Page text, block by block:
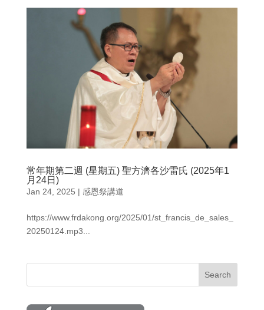
常年期第二週 (星期五) 聖方濟各沙雷氏 (2025年1
月24日)
Jan 24, 2025 | 感恩祭講道
https://www.frdakong.org/2025/01/st_francis_de_sales_
20250124.mp3...